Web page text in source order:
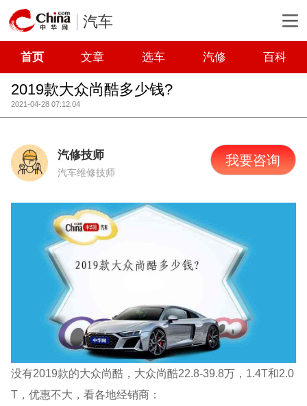
汽车
首页 文章 选车 汽修 百科
2019款大众尚酷多少钱?
2021-04-28 07:12:04
汽修技师
汽车维修技师
我要咨询
没有2019款的大众尚酷，大众尚酷22.8-39.8万，1.4T和2.0
T，优惠不大，看各地经销商：